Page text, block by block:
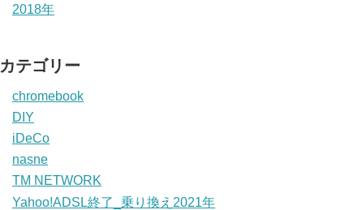
2018年
カテゴリー
chromebook
DIY
iDeCo
nasne
TM NETWORK
Yahoo!ADSL終了_乗り換え2021年